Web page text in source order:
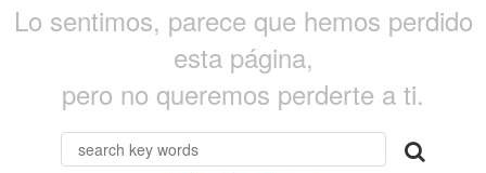
Lo sentimos, parece que hemos perdido
esta página,
pero no queremos perderte a ti.